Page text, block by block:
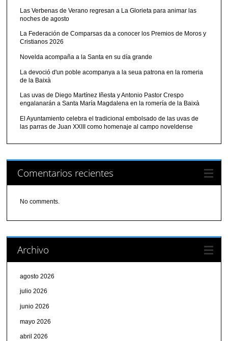
Las Verbenas de Verano regresan a La Glorieta para animar las
noches de agosto
La Federación de Comparsas da a conocer los Premios de Moros y
Cristianos 2026
Novelda acompaña a la Santa en su día grande
La devoció d'un poble acompanya a la seua patrona en la romeria
de la Baixà
Las uvas de Diego Martínez Iñesta y Antonio Pastor Crespo
engalanarán a Santa María Magdalena en la romería de la Baixà
El Ayuntamiento celebra el tradicional embolsado de las uvas de
las parras de Juan XXIII como homenaje al campo noveldense
Comentarios recientes
No comments.
Archivo
agosto 2026
julio 2026
junio 2026
mayo 2026
abril 2026